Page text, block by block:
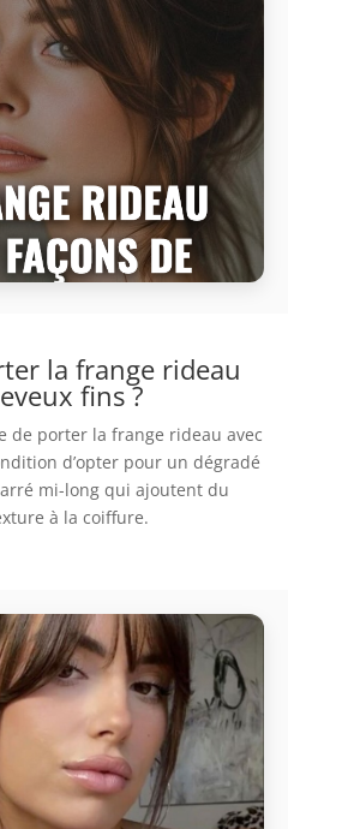
la frange rideau
fins ?
de porter la frange rideau avec
d’opter pour un dégradé
mi-long qui ajoutent du
à la coiffure.